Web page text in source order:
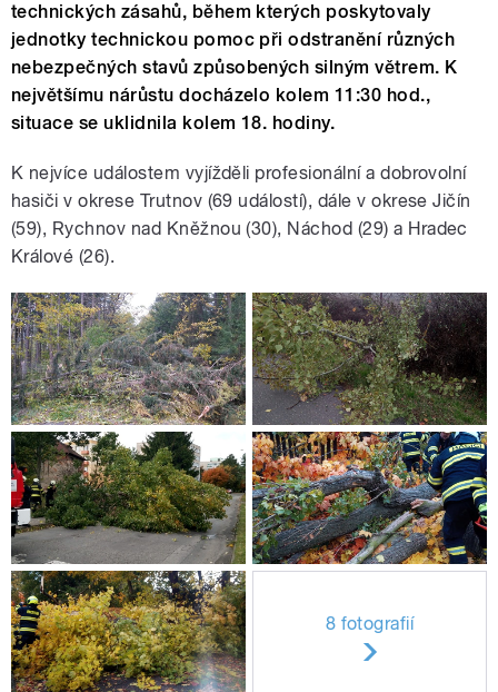
technických zásahů, během kterých poskytovaly
jednotky technickou pomoc při odstranění různých
nebezpečných stavů způsobených silným větrem. K
největšímu nárůstu docházelo kolem 11:30 hod.,
situace se uklidnila kolem 18. hodiny.
K nejvíce událostem vyjížděli profesionální a dobrovolní
hasiči v okrese Trutnov (69 událostí), dále v okrese Jičín
(59), Rychnov nad Kněžnou (30), Náchod (29) a Hradec
Králové (26).
8 fotografií